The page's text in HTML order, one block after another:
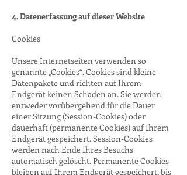
4. Datenerfassung auf dieser Website
Cookies
Unsere Internetseiten verwenden so
genannte „Cookies“. Cookies sind kleine
Datenpakete und richten auf Ihrem
Endgerät keinen Schaden an. Sie werden
entweder vorübergehend für die Dauer
einer Sitzung (Session-Cookies) oder
dauerhaft (permanente Cookies) auf Ihrem
Endgerät gespeichert. Session-Cookies
werden nach Ende Ihres Besuchs
automatisch gelöscht. Permanente Cookies
bleiben auf Ihrem Endgerät gespeichert, bis